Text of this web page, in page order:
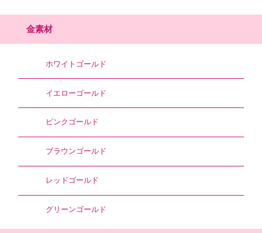
金素材
ホワイトゴールド
イエローゴールド
ピンクゴールド
ブラウンゴールド
レッドゴールド
グリーンゴールド